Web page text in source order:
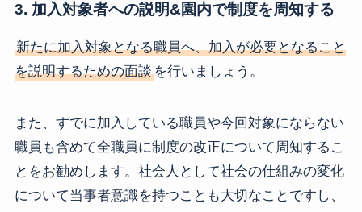
3. 加入対象者への説明&園内で制度を周知する
新たに加入対象となる職員へ、加入が必要となること
を説明するための面談を行いましょう。
また、すでに加入している職員や今回対象にならない
職員も含めて全職員に制度の改正について周知するこ
とをお勧めします。社会人として社会の仕組みの変化
について当事者意識を持つことも大切なことですし、